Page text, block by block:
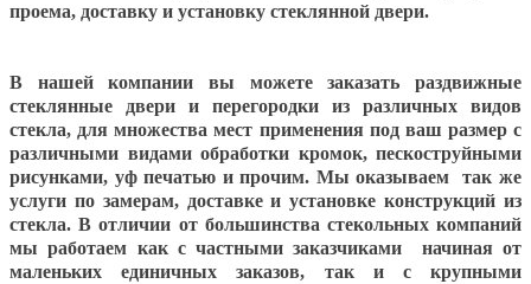
проема, доставку и установку стеклянной двери.
В нашей компании вы можете заказать раздвижные
стеклянные двери и перегородки из различных видов
стекла, для множества мест применения под ваш размер с
различными видами обработки кромок, пескоструйными
рисунками, уф печатью и прочим. Мы оказываем так же
услуги по замерам, доставке и установке конструкций из
стекла. В отличии от большинства стекольных компаний
мы работаем как с частными заказчиками начиная от
маленьких единичных заказов, так и с крупными